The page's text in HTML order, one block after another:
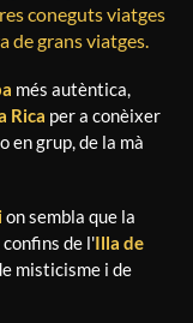
coneguts viatges
de grans viatges.
més autèntica,
Rica per a conèixer
en grup, de la mà
on sembla que la
de l'Illa de
misticisme i de